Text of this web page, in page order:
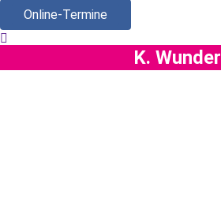
Online-Termine
Search:
K. Wunder